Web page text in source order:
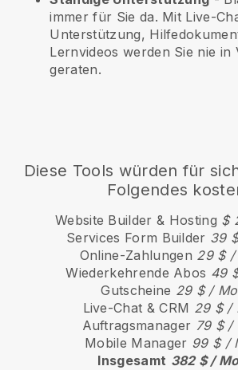
immer für Sie da. Mit Live-
Unterstützung,
Lernvideos werden Sie nie in
geraten.
Diese Tools würden für
Folgendes
Website Builder & Hosting $
Services Form Builder 39
Online-Zahlungen 29 $ /
Wiederkehrende Abos 49
Gutscheine 29 $ /
Live-Chat & CRM 29 $ /
Auftragsmanager 79 $ /
Mobile Manager 99 $ /
Insgesamt 382 $ /